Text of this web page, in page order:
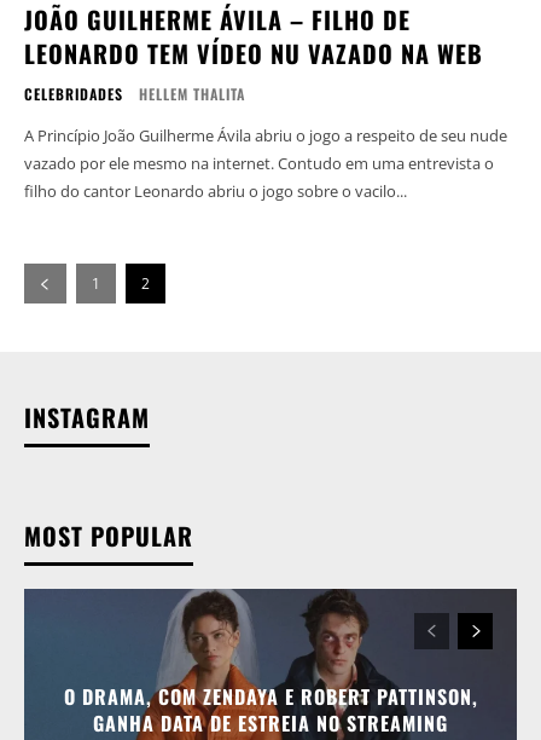
JOÃO GUILHERME ÁVILA – FILHO DE
LEONARDO TEM VÍDEO NU VAZADO NA WEB
CELEBRIDADES HELLEM THALITA
A Princípio João Guilherme Ávila abriu o jogo a respeito de seu nude
vazado por ele mesmo na internet. Contudo em uma entrevista o
filho do cantor Leonardo abriu o jogo sobre o vacilo...
1 2
INSTAGRAM
MOST POPULAR
O DRAMA, COM ZENDAYA E ROBERT PATTINSON,
GANHA DATA DE ESTREIA NO STREAMING